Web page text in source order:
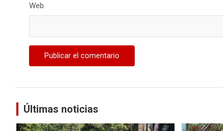
Web
Últimas noticias